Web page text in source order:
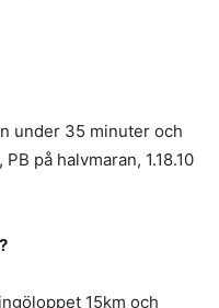
varit?
under 35 minuter och
på halvmaran, 1.18.10
15km och